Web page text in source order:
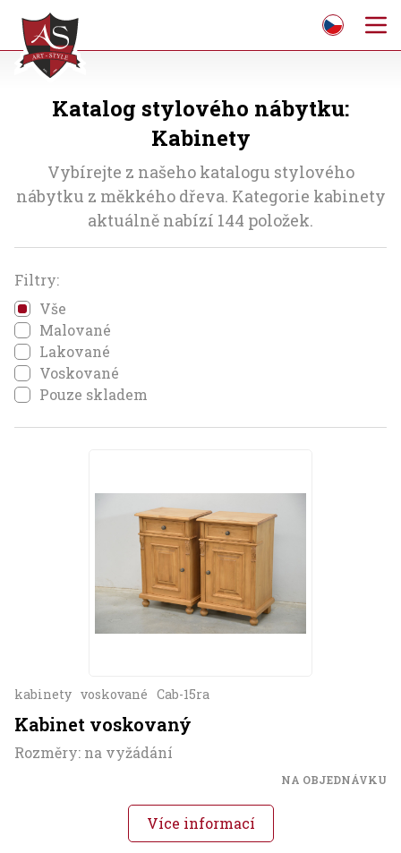
Katalog stylového nábytku:
Kabinety
Vybírejte z našeho katalogu stylového
nábytku z měkkého dřeva. Kategorie kabinety
aktuálně nabízí 144 položek.
Filtry:
Vše
Malované
Lakované
Voskované
Pouze skladem
kabinety voskované Cab-15ra
Kabinet voskovaný
Rozměry: na vyžádání
NA OBJEDNÁVKU
Více informací